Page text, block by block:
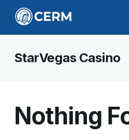
StarVegas Casino
Nothing